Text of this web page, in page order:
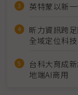
英特蒙以新
昕力資訊跨
全域定位科技
台科大育成
地端AI商用